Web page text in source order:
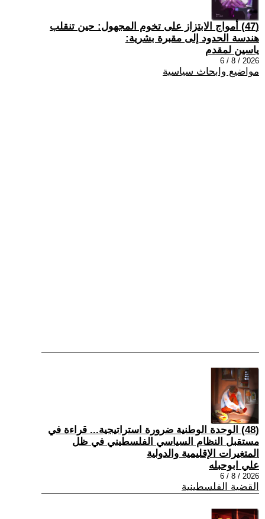
(47) أمواج الابتزاز على تخوم المجهول: حين تنقلب
هندسة الحدود إلى مقبرة بشرية:
ياسين لمقدم
2026 / 8 / 6
مواضيع وابحاث سياسية
(48) الوحدة الوطنية ضرورة استراتيجية... قراءة في
مستقبل النظام السياسي الفلسطيني في ظل
المتغيرات الإقليمية والدولية
علي ابوحبله
2026 / 8 / 6
القضية الفلسطينية